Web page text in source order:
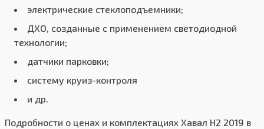
электрические стеклоподъемники;
ДХО, созданные с применением светодиодной
технологии;
датчики парковки;
систему круиз-контроля
и др.
Подробности о ценах и комплектациях Хавал H2 2019 в